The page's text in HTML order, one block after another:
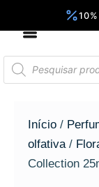
conteúdo
Pesquisar
produtos
Início /
olfativa /
Collection